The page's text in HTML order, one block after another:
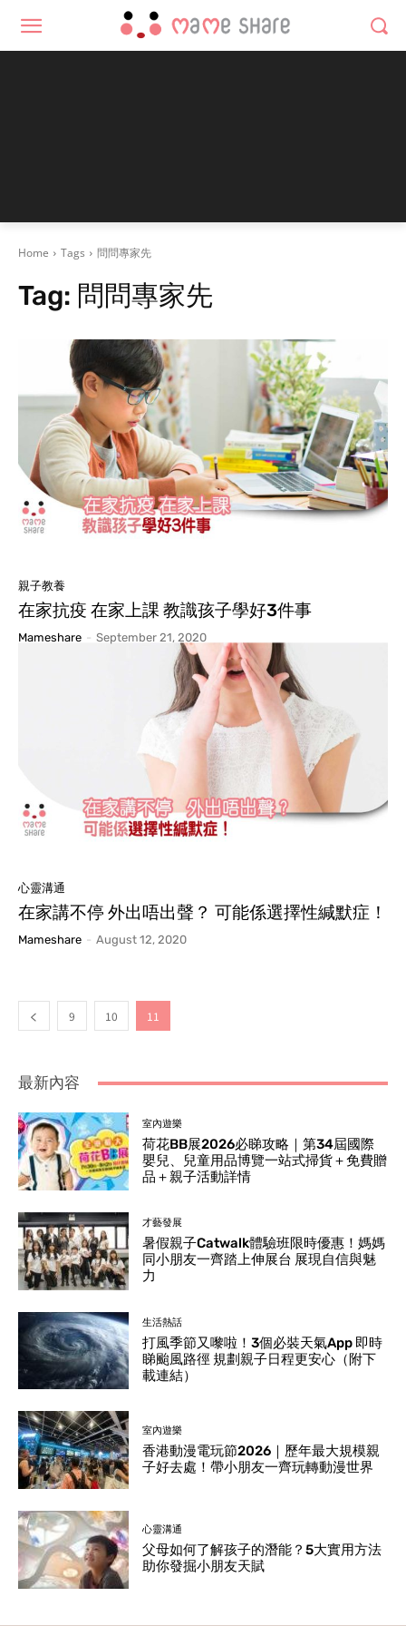
Home Tags 問問專家先
Tag: 問問專家先
親子教養
在家抗疫 在家上課 教識孩子學好3件事
Mameshare - September 21, 2020
心靈溝通
在家講不停 外出唔出聲？ 可能係選擇性緘默症！
Mameshare - August 12, 2020
9 10 11
最新內容
室內遊樂
荷花BB展2026必睇攻略｜第34屆國際
嬰兒、兒童用品博覽一站式掃貨＋免費贈
品＋親子活動詳情
才藝發展
暑假親子Catwalk體驗班限時優惠！媽媽
同小朋友一齊踏上伸展台 展現自信與魅
力
生活熱話
打風季節又嚟啦！3個必裝天氣App 即時
睇颱風路徑 規劃親子日程更安心（附下
載連結）
室內遊樂
香港動漫電玩節2026｜歷年最大規模親
子好去處！帶小朋友一齊玩轉動漫世界
心靈溝通
父母如何了解孩子的潛能？5大實用方法
助你發掘小朋友天賦